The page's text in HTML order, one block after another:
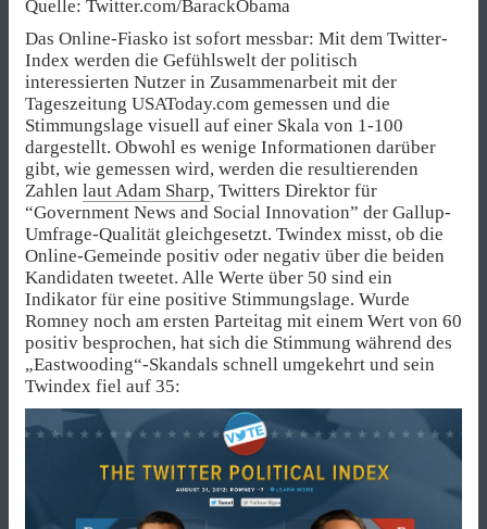
Quelle: Twitter.com/BarackObama
Das Online-Fiasko ist sofort messbar: Mit dem Twitter-
Index werden die Gefühlswelt der politisch
interessierten Nutzer in Zusammenarbeit mit der
Tageszeitung USAToday.com gemessen und die
Stimmungslage visuell auf einer Skala von 1-100
dargestellt. Obwohl es wenige Informationen darüber
gibt, wie gemessen wird, werden die resultierenden
Zahlen laut Adam Sharp, Twitters Direktor für
“Government News and Social Innovation” der Gallup-
Umfrage-Qualität gleichgesetzt. Twindex misst, ob die
Online-Gemeinde positiv oder negativ über die beiden
Kandidaten tweetet. Alle Werte über 50 sind ein
Indikator für eine positive Stimmungslage. Wurde
Romney noch am ersten Parteitag mit einem Wert von 60
positiv besprochen, hat sich die Stimmung während des
„Eastwooding“-Skandals schnell umgekehrt und sein
Twindex fiel auf 35: